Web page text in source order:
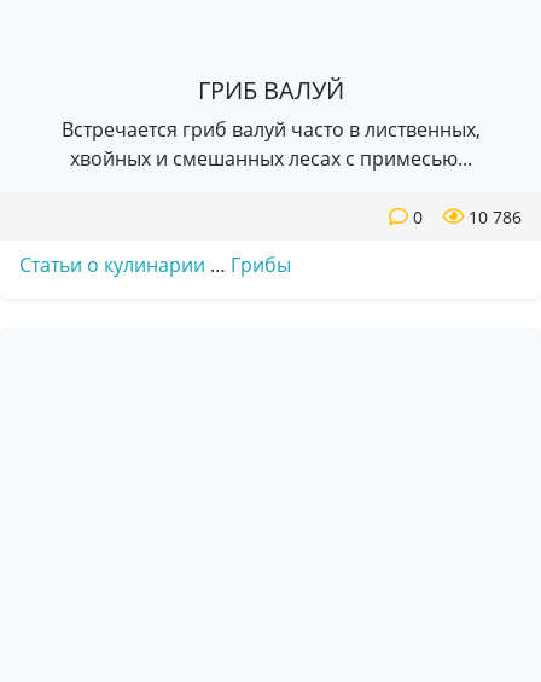
ГРИБ ВАЛУЙ
Встречается гриб валуй часто в лиственных,
хвойных и смешанных лесах с примесью...
10 786
0
Статьи о кулинарии … Грибы